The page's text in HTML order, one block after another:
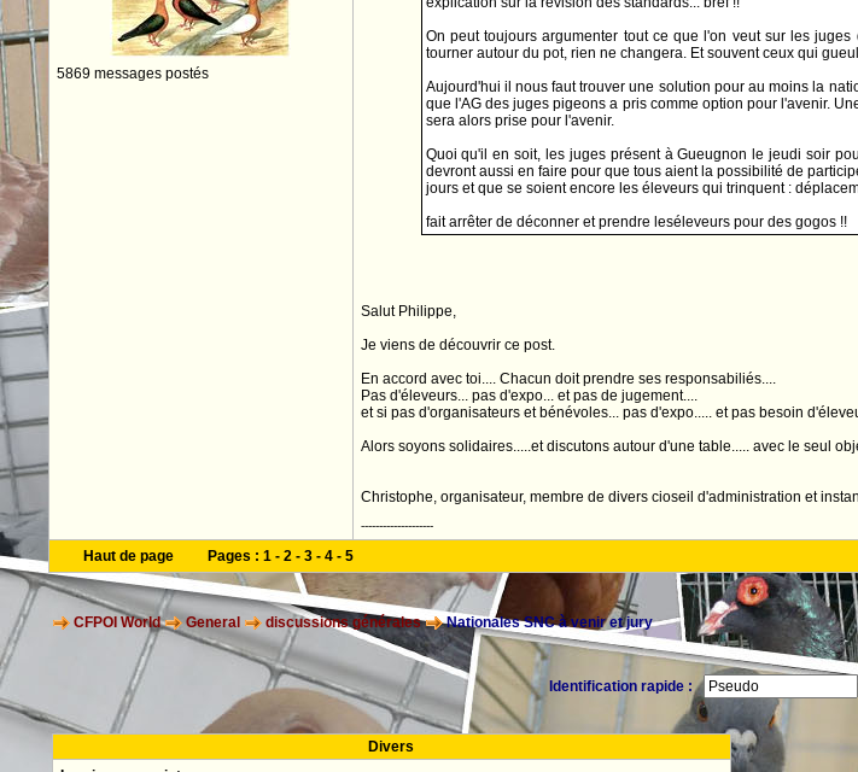
5869 messages postés
On peut toujours argumenter tout ce que l'on veut sur les
tourner autour du pot, rien ne changera. Et souvent ceux qui
Aujourd'hui il nous faut trouver une solution pour au moins la
que l'AG des juges pigeons a pris comme option pour l'avenir.
sera alors prise pour l'avenir.
Quoi qu'il en soit, les juges présent à Gueugnon le jeudi soir
devront aussi en faire pour que tous aient la possibilité de
jours et que se soient encore les éleveurs qui trinquent :
fait arrêter de déconner et prendre leséleveurs pour des gogos !!
Salut Philippe,
Je viens de découvrir ce post.
En accord avec toi.... Chacun doit prendre ses responsabiliés....
Pas d'éleveurs... pas d'expo... et pas de jugement....
et si pas d'organisateurs et bénévoles... pas d'expo..... et pas besoin
Alors soyons solidaires.....et discutons autour d'une table..... avec le seul
Christophe, organisateur, membre de divers cioseil d'administration et
--------------------
Haut de page Pages : 1- 2- 3- 4- 5
CFPOI World General discussions générales Nationales SNC à venir et jury
Identification rapide :
Divers